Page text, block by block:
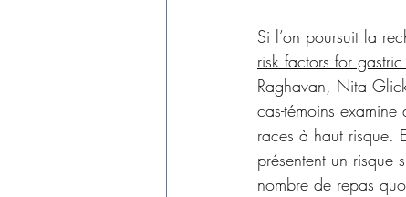
Si l’on poursuit la
risk factors for
Raghavan, Nita
cas-témoins
races à haut risque.
présentent un risque
nombre de repas